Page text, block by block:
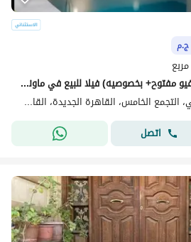
فيلا لقطه(بجاردن 118متر+ بفيو مفتوح+ بخصوصيه) فيلا للبيع في ماونتن فيوMountain View creek New Cairo بالقرب من Mivida وHyde Park وPalm Hills New Cairo
كومباوند ماونتن فيو اى سيتي، التجمع الخامس، القاهرة الجديدة، القاهرة
اتصل